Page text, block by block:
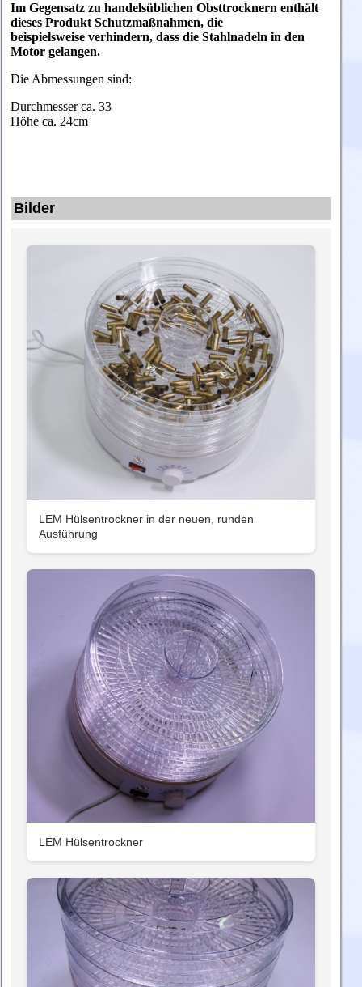
Im Gegensatz zu handelsüblichen Obsttrocknern enthält
dieses Produkt Schutzmaßnahmen, die
beispielsweise verhindern, dass die Stahlnadeln in den
Motor gelangen.
Die Abmessungen sind:
Durchmesser ca. 33
Höhe ca. 24cm
Bilder
LEM Hülsentrockner in der neuen, runden
Ausführung
LEM Hülsentrockner